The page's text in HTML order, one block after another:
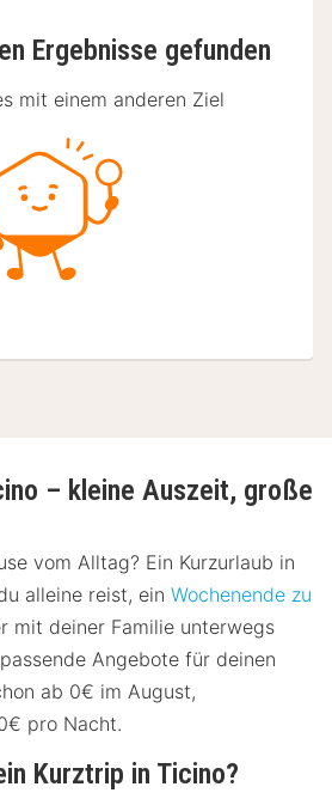
Ergebnisse gefunden
mit einem anderen Ziel
– kleine Auszeit, große
vom Alltag? Ein Kurzurlaub in
alleine reist, ein Wochenende zu
mit deiner Familie unterwegs
Angebote für deinen
ab 0€ im August,
pro Nacht.
Kurztrip in Ticino?